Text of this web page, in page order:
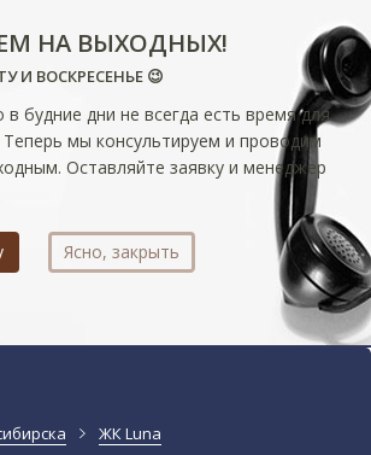
НА ВЫХОДНЫХ!
И ВОСКРЕСЕНЬЕ 😉
будние дни не всегда есть время для
мы консультируем и проводим
Оставляйте заявку и менеджер
Ясно, закрыть
ЖК Luna